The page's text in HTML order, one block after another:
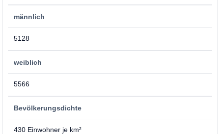
männlich
5128
weiblich
5566
Bevölkerungsdichte
430 Einwohner je km²